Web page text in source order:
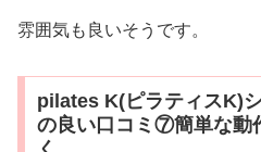
雰囲気も良いそうです。
pilates K(ピラティスK)
の良い口コミ⑦簡単な動